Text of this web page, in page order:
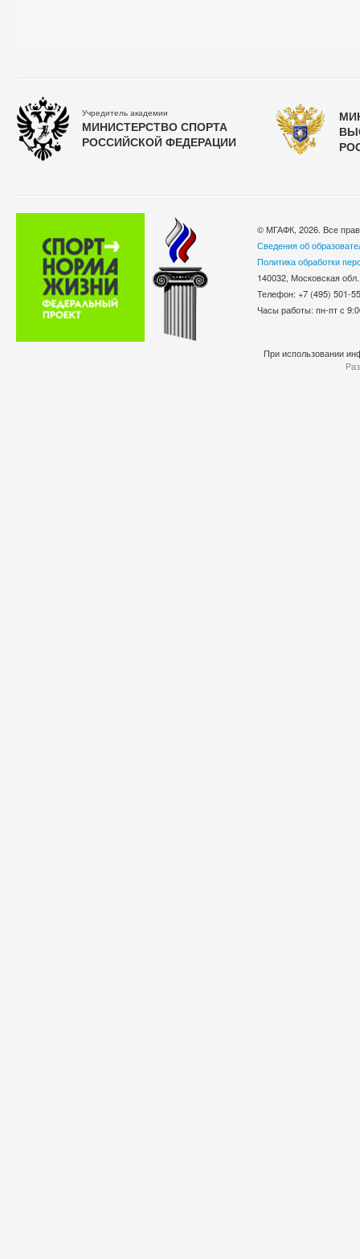
Учредитель академии
МИНИСТЕРСТВО СПОРТА
РОССИЙСКОЙ ФЕДЕРАЦИИ
© МГАФК, 2026. Все
Сведения об
Политика обработки
140032, Московская
Телефон: +7 (495)
Часы работы: пн-пт с
При использовании